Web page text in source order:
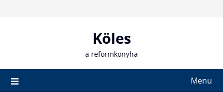
Köles
a reformkonyha
Menu